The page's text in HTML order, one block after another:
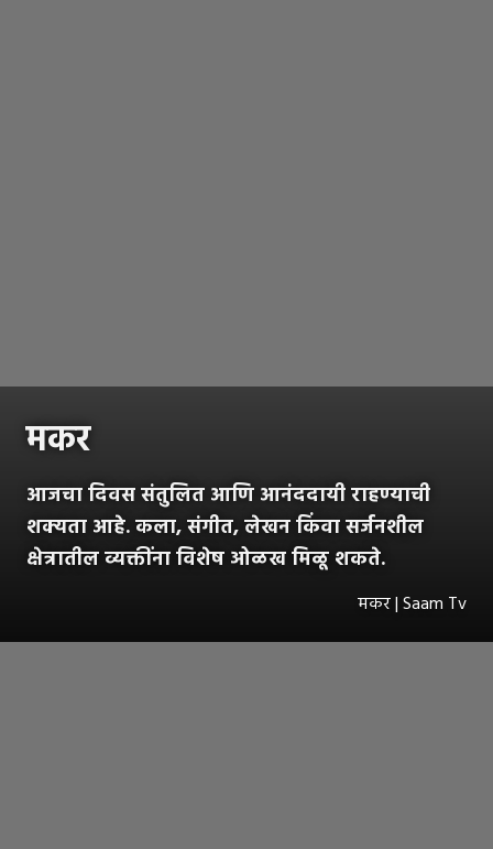
मकर
आजचा दिवस संतुलित आणि आनंददायी राहण्याची
शक्यता आहे. कला, संगीत, लेखन किंवा सर्जनशील
क्षेत्रातील व्यक्तींना विशेष ओळख मिळू शकते.
मकर | Saam Tv